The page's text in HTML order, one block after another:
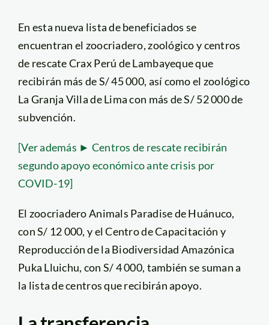
En esta nueva lista de beneficiados se
encuentran el zoocriadero, zoológico y centros
de rescate Crax Perú de Lambayeque que
recibirán más de S/ 45 000, así como el zoológico
La Granja Villa de Lima con más de S/ 52 000 de
subvención.
[Ver además ► Centros de rescate recibirán
segundo apoyo económico ante crisis por
COVID-19]
El zoocriadero Animals Paradise de Huánuco,
con S/ 12 000, y el Centro de Capacitación y
Reproducción de la Biodiversidad Amazónica
Puka Lluichu, con S/ 4 000, también se suman a
la lista de centros que recibirán apoyo.